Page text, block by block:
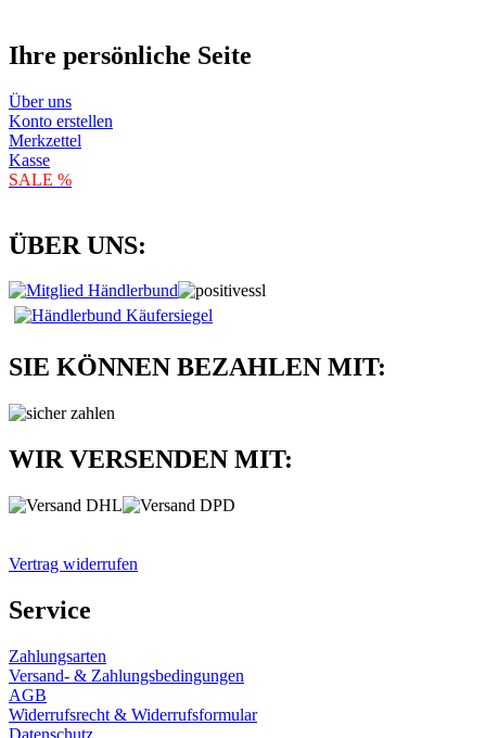
Ihre persönliche Seite
Über uns
Konto erstellen
Merkzettel
Kasse
SALE %
ÜBER UNS:
SIE KÖNNEN BEZAHLEN MIT:
WIR VERSENDEN MIT:
Vertrag widerrufen
Service
Zahlungsarten
Versand- & Zahlungsbedingungen
AGB
Widerrufsrecht & Widerrufsformular
Datenschutz